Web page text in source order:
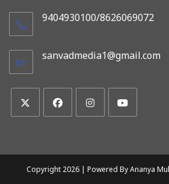
9404930100/8626069072
sanvadmedia1@gmail.com
tab
tab
tab
Copyright 2026 |Powered By Ananya